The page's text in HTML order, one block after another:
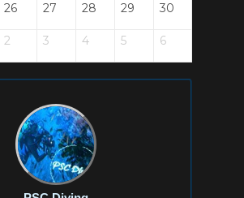
26 27 28 29 30
2 3 4 5 6